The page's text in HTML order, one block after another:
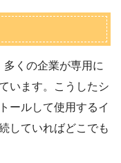
くの企業が専用に
います。こうしたシ
ールして使用するイ
していればどこでも